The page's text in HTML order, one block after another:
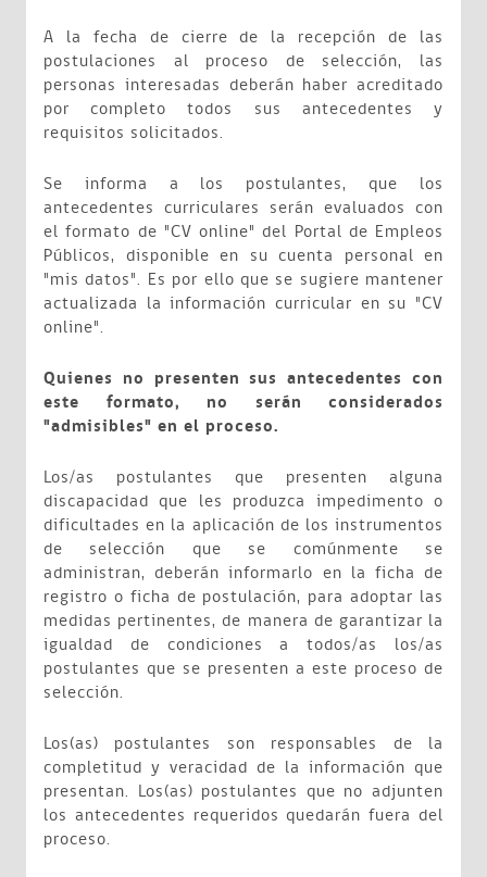
A la fecha de cierre de la recepción de las
postulaciones al proceso de selección, las
personas interesadas deberán haber acreditado
por completo todos sus antecedentes y
requisitos solicitados.
Se informa a los postulantes, que los
antecedentes curriculares serán evaluados con
el formato de "CV online" del Portal de Empleos
Públicos, disponible en su cuenta personal en
"mis datos". Es por ello que se sugiere mantener
actualizada la información curricular en su "CV
online".
Quienes no presenten sus antecedentes con
este formato, no serán considerados
"admisibles" en el proceso.
Los/as postulantes que presenten alguna
discapacidad que les produzca impedimento o
dificultades en la aplicación de los instrumentos
de selección que se comúnmente se
administran, deberán informarlo en la ficha de
registro o ficha de postulación, para adoptar las
medidas pertinentes, de manera de garantizar la
igualdad de condiciones a todos/as los/as
postulantes que se presenten a este proceso de
selección.
Los(as) postulantes son responsables de la
completitud y veracidad de la información que
presentan. Los(as) postulantes que no adjunten
los antecedentes requeridos quedarán fuera del
proceso.